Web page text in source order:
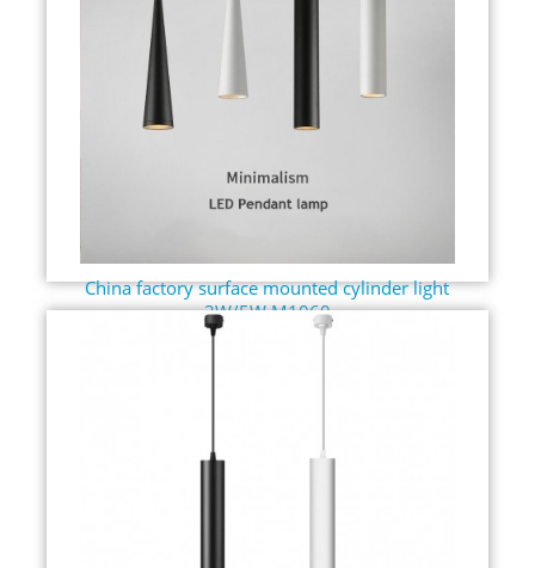
China factory surface mounted cylinder light
3W/5W M1060